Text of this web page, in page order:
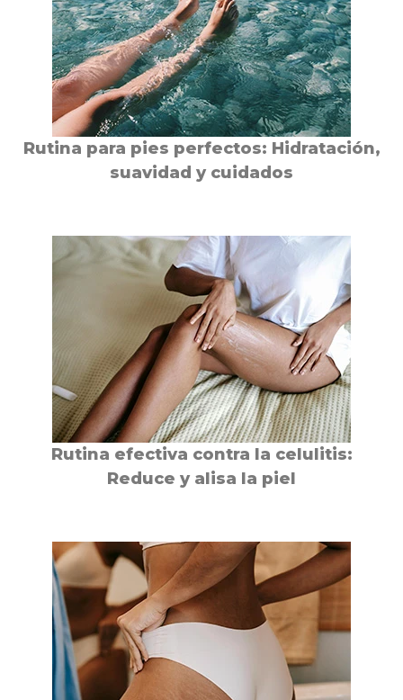
Rutina para pies perfectos: Hidratación,
suavidad y cuidados
Rutina efectiva contra la celulitis:
Reduce y alisa la piel